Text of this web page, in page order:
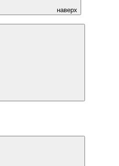
наверх